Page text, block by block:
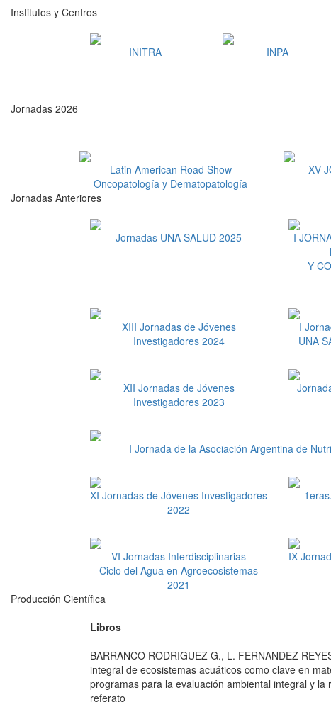
Institutos y Centros
INITRA INPA
Jornadas 2026
Latin American Road Show
Oncopatología y Dematopatología
XV
Jornadas Anteriores
Jornadas UNA SALUD 2025
I
Y
XIII Jornadas de Jóvenes
Investigadores 2024
I
UNA
XII Jornadas de Jóvenes
Investigadores 2023
I Jornada de la Asociación Argentina de
XI Jornadas de Jóvenes Investigadores
2022
VI Jornadas Interdisciplinarias
Ciclo del Agua en Agroecosistemas
2021
IX
Producción Científica
Libros
BARRANCO RODRIGUEZ G., L. FERNANDEZ
integral de ecosistemas acuáticos como clave en
programas para la evaluación ambiental integral y
referato